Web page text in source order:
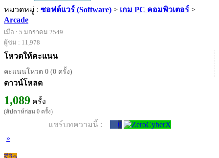
หมวดหมู่ : ซอฟต์แวร์ (Software) > เกม PC คอมพิวเตอร์ >
Arcade
เมื่อ : 5 มกราคม 2549
ผู้ชม : 11,978
โหวตให้คะแนน
คะแนนโหวต 0 (0 ครั้ง)
ดาวน์โหลด
1,089 ครั้ง
(สัปดาห์ก่อน 0 ครั้ง)
แชร์บทความนี้ :
0
»